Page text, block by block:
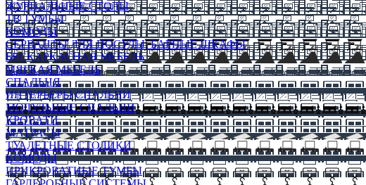
ЖУРНАЛЬНЫЕ СТОЛЫ
ТВ ТУМБЫ
КОМОДЫ
СЕРВАНТЫ ДЛЯ ПОСУДЫ, БАРНЫЕ ШКАФЫ
БЕСКАРКАСНАЯ МЕБЕЛЬ
МЯГКАЯ МЕБЕЛЬ
СПАЛЬНЯ
ИНТЕРЬЕРЫ СПАЛЬНИ
МОДУЛЬНЫЕ СПАЛЬНИ
КРОВАТИ
МАТРАСЫ
ТУАЛЕТНЫЕ СТОЛИКИ
КОМОДЫ
ПРИКРОВАТНЫЕ ТУМБЫ